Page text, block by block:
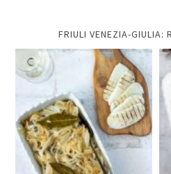
FRIULI VENEZIA-GIULIA: